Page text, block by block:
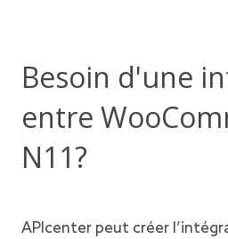
Besoin d'une
entre
N11?
APIcenter peut créer